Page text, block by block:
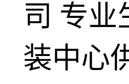
司 专业
装中心